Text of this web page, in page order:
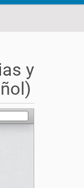
y